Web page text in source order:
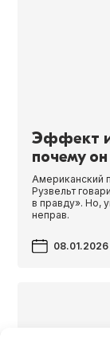
Эффект
почему
Американский
Рузвельт
в правду». Но,
неправ.
08.01.2026